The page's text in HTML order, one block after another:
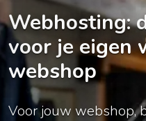
Webhosting:
voor je eigen
webshop
Voor jouw webshop,